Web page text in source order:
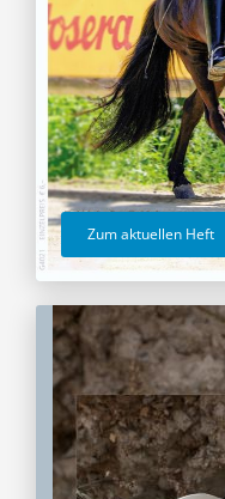
Zum aktuellen Heft